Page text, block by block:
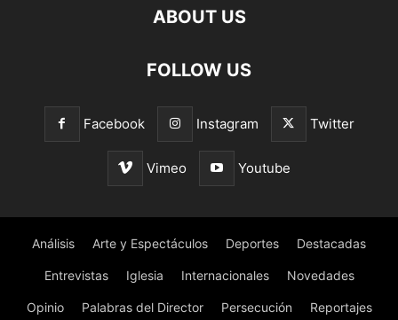
ABOUT US
FOLLOW US
Facebook Instagram Twitter
Vimeo Youtube
Análisis Arte y Espectáculos Deportes Destacadas
Entrevistas Iglesia Internacionales Novedades
Opinio Palabras del Director Persecución Reportajes